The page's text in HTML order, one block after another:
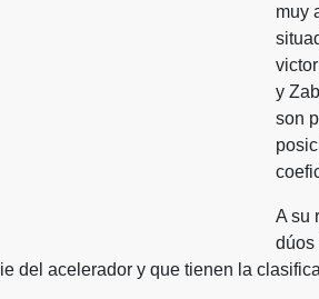
muy
y
son
A su
dúos
del acelerador y que tienen la